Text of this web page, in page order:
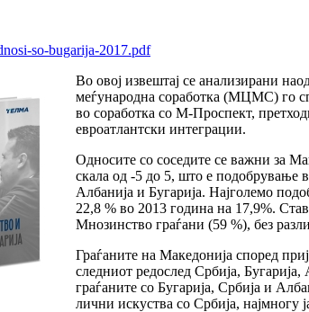
so-bugarija-2017.pdf
Во овој извештај се анализирани
меѓународна соработка (МЦМС) го
во соработка со М-Проспект,
евроатлантски интеграции.
Односите со соседите се важни за
скала од -5 до 5, што е подобрување
Албанија и Бугарија. Најголемо
22,8 % во 2013 година на 17,9%.
Мнозинство граѓани (59 %), без
Граѓаните на Македонија според
следниот редослед Србија,
граѓаните со Бугарија, Србија и
лични искуства со Србија, најмногу